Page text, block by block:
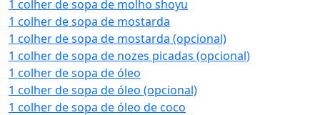
1 colher de sopa de molho shoyu
1 colher de sopa de mostarda
1 colher de sopa de mostarda (opcional)
1 colher de sopa de nozes picadas (opcional)
1 colher de sopa de óleo
1 colher de sopa de óleo (opcional)
1 colher de sopa de óleo de coco